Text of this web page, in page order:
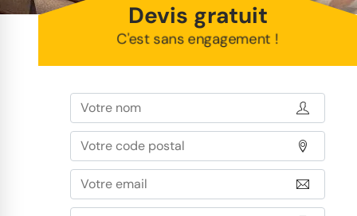
Devis gratuit
C'est sans engagement !